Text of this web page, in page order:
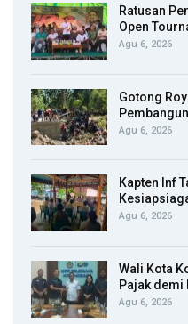
Ratusan
Open
Agu 6, 2026
Gotong
Agu 6, 2026
Kapten Inf
Agu 6, 2026
Wali Kota
Pajak demi
Agu 6, 2026